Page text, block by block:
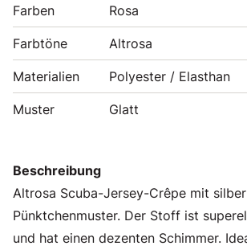
Farben Rosa
Farbtöne Altrosa
Materialien Polyester / Elasthan
Muster Glatt
Beschreibung
Altrosa Scuba-Jersey-Crêpe mit
Pünktchenmuster. Der Stoff ist
und hat einen dezenten Schimmer.